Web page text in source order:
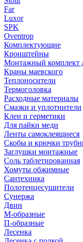
Far
Luxor
SPK
Oventrop
Комплектующие
Кронштейны
Монтажный комплект
Краны маевского
Теплоносители
Термоголовка
Расходные материалы
Смазки и уплотнители
Клеи и герметики
Для пайки меди
Ленты самоклеящиеся
Скобы и крючки
Заглушки монтажные
Соль таблетированная
Хомуты обжимные
Сантехника
Полотенцесушители
Сунержа
Двин
М-образные
П-образные
Лесенка